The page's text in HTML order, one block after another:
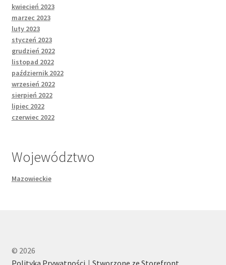
kwiecień 2023
marzec 2023
luty 2023
styczeń 2023
grudzień 2022
listopad 2022
październik 2022
wrzesień 2022
sierpień 2022
lipiec 2022
czerwiec 2022
Województwo
Mazowieckie
© 2026
Polityka Prywatności
Stworzone ze Storefront